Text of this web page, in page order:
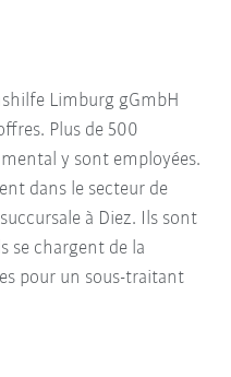
Limburg gGmbH
Plus de 500
y sont employées.
dans le secteur de
à Diez. Ils sont
se chargent de la
pour un sous-traitant